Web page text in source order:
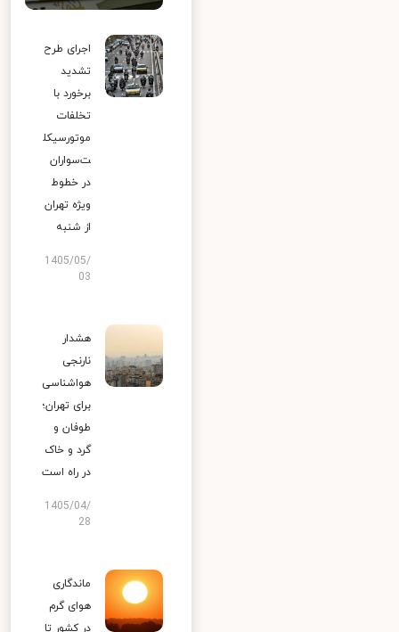
اجرای طرح
تشدید
برخورد با
تخلفات
موتورسیکل
ت‌سواران
در خطوط
ویژه تهران
از شنبه
1405/05/
03
هشدار
نارنجی
هواشناسی
برای تهران؛
طوفان و
گرد و خاک
در راه است
1405/04/
28
ماندگاری
هوای گرم
در کشور تا